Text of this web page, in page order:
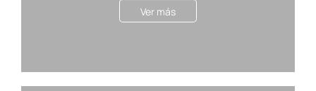
Ver más